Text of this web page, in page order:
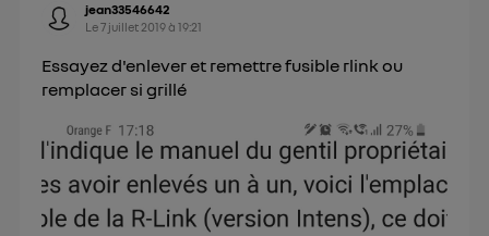
jean33546642
Le7 juillet 2019à19:21
Essayez d'enlever et remettre fusible rlink ou
remplacer si grillé